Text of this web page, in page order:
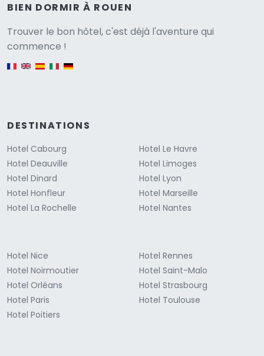
BIEN DORMIR À ROUEN
Trouver le bon hôtel, c'est déjà l'aventure qui
commence !
English version
DESTINATIONS
Hotel Cabourg
Hotel Deauville
Hotel Dinard
Hotel Honfleur
Hotel La Rochelle
Hotel Le Havre
Hotel Limoges
Hotel Lyon
Hotel Marseille
Hotel Nantes
Hotel Nice
Hotel Noirmoutier
Hotel Orléans
Hotel Paris
Hotel Poitiers
Hotel Rennes
Hotel Saint-Malo
Hotel Strasbourg
Hotel Toulouse